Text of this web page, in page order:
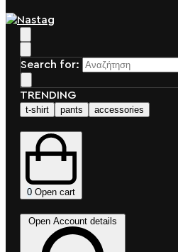
Search for:
TRENDING
t-shirt pants accessories
0 Open cart
Open Account details